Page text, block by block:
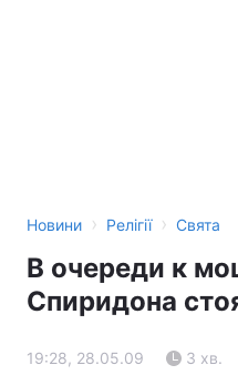
Новини › Релігії › Свята
В очереди к
Спиридона
19:28, 28.05.09 3 хв.